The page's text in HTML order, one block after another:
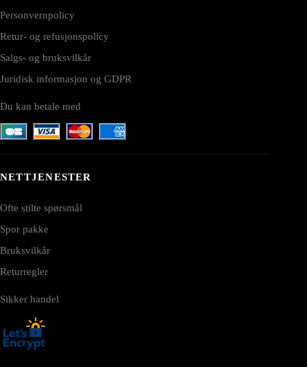
Personvernpolicy
Retur- og refusjonspolicy
Salgs- og bruksvilkår
Juridisk informasjon og GDPR
Du kan betale med
NETTJENESTER
Ofte stilte spørsmål
Spor pakke
Bruksvilkår
Returregler
Sikker handel